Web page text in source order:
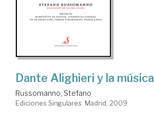
Dante Alighieri y la música
Russomanno, Stefano
Ediciones Singulares. Madrid, 2009